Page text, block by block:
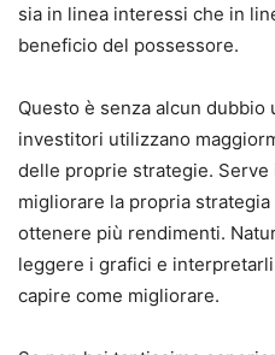
sia in linea interessi che in
beneficio del possessore.
Questo è senza alcun
investitori utilizzano
delle proprie strategie. Serve
migliorare la propria
ottenere più rendimenti.
leggere i grafici e
capire come migliorare.